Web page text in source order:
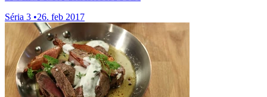
Séria 3 •26. feb 2017